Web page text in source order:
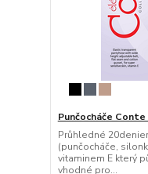
Punčocháče
Průhledné
(punčocháče,
vitaminem E který
vhodné pro...